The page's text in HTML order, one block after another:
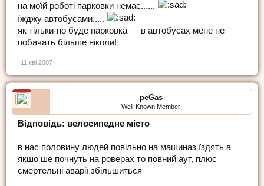
на моїй роботі парковки немає......
їжджу автобусами.....
як тільки-но буде парковка — в автобусах мене не
побачать більше ніколи!
11 кві 2007
peGas
Well-Known Member
Відповідь: велосипедне місто
в нас половину людей повільно на машиназ їздять а
якшо ше почнуть на роверах то повний аут, плюс
смертельні аварії збільшиться